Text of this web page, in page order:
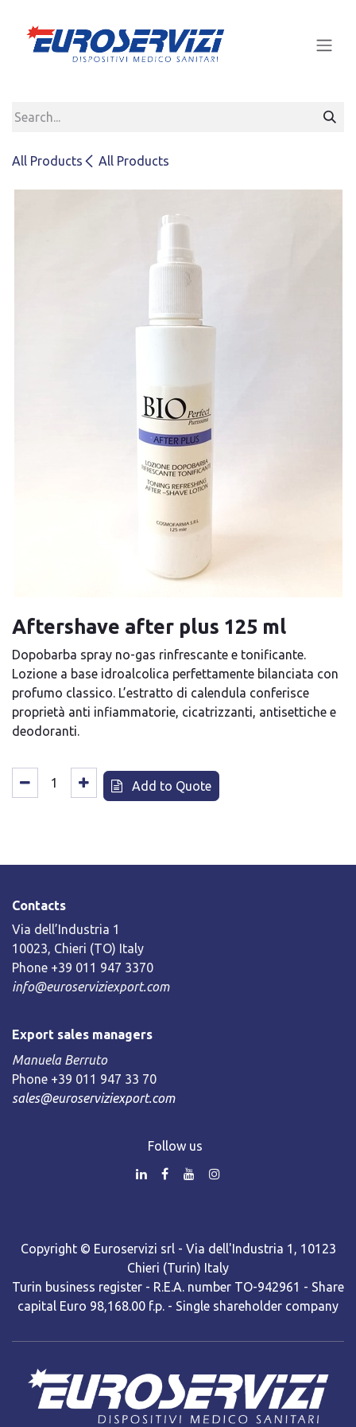
All Products All Products
Aftershave after plus 125 ml
Dopobarba spray no-gas rinfrescante e tonificante.
Lozione a base idroalcolica perfettamente bilanciata con
profumo classico. L’estratto di calendula conferisce
proprietà anti infiammatorie, cicatrizzanti, antisettiche e
deodoranti.
Add to Quote
Contacts
Via dell’Industria 1
10023, Chieri (TO) Italy
Phone +39 011 947 3370
info@euroserviziexport.com
Export sales managers
Manuela Berruto
Phone +39 011 947 33 70
sales@euroserviziexport.com
Follow us
Copyright © Euroservizi srl - Via dell'Industria 1, 10123
Chieri (Turin) Italy
Turin business register - R.E.A. number TO-942961 - Share
capital Euro 98,168.00 f.p. - Single shareholder company